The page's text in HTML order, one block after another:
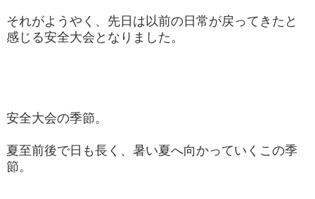
それがようやく、先日は以前の日常が戻ってきたと
感じる安全大会となりました。
安全大会の季節。
夏至前後で日も長く、暑い夏へ向かっていくこの季
節。